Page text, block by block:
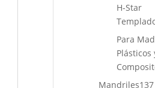
H-Star
Para
Plásticos
Mandriles137